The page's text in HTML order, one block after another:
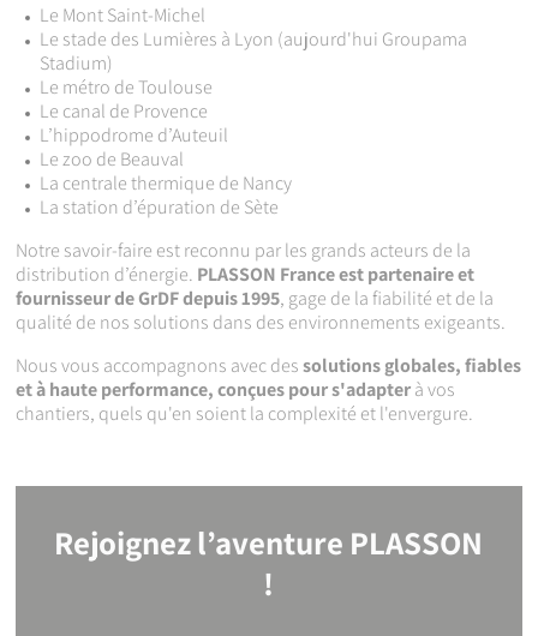
Le Mont Saint-Michel
Le stade des Lumières à Lyon (aujourd'hui Groupama
Stadium)
Le métro de Toulouse
Le canal de Provence
L’hippodrome d’Auteuil
Le zoo de Beauval
La centrale thermique de Nancy
La station d’épuration de Sète
Notre savoir-faire est reconnu par les grands acteurs de la
distribution d’énergie. PLASSON France est partenaire et
fournisseur de GrDFdepuis 1995, gage de la fiabilité et de la
qualité de nos solutions dans des environnements exigeants.
Nous vous accompagnons avec dessolutions globales, fiables
et à haute performance, conçues pour s'adapterà vos
chantiers, quels qu'en soient la complexité et l'envergure.
Rejoignez l’aventure PLASSON
!